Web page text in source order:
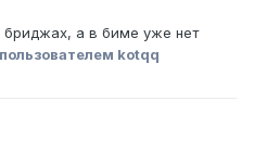
бриджах, а в биме уже нет
пользователем kotqq